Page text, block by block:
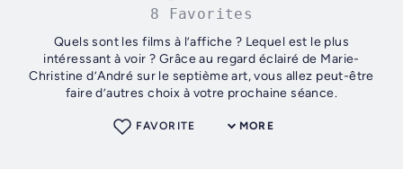
8 Favorites
Quels sont les films à l’affiche ? Lequel est le plus
intéressant à voir ? Grâce au regard éclairé de Marie-
Christine d’André sur le septième art, vous allez peut-être
faire d’autres choix à votre prochaine séance.
MORE
FAVORITE